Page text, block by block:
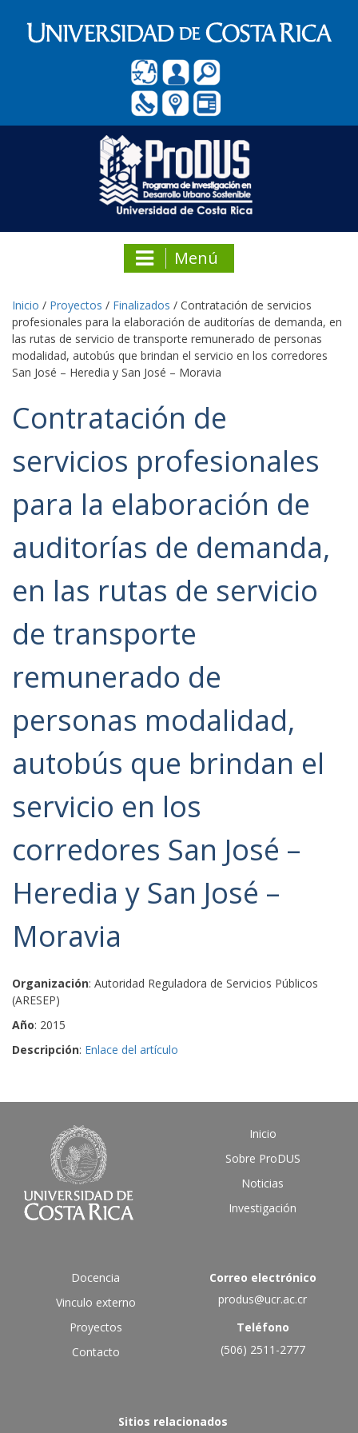
Menú
Inicio / Proyectos / Finalizados / Contratación de servicios
profesionales para la elaboración de auditorías de demanda, en
las rutas de servicio de transporte remunerado de personas
modalidad, autobús que brindan el servicio en los corredores
San José – Heredia y San José – Moravia
Contratación de
servicios profesionales
para la elaboración de
auditorías de demanda,
en las rutas de servicio
de transporte
remunerado de
personas modalidad,
autobús que brindan el
servicio en los
corredores San José –
Heredia y San José –
Moravia
Organización: Autoridad Reguladora de Servicios Públicos
(ARESEP)
Año: 2015
Descripción: Enlace del artículo
Inicio
Sobre ProDUS
Noticias
Investigación
Docencia
Vinculo externo
Proyectos
Contacto
Correo electrónico
produs@ucr.ac.cr
Teléfono
(506) 2511-2777
Sitios relacionados